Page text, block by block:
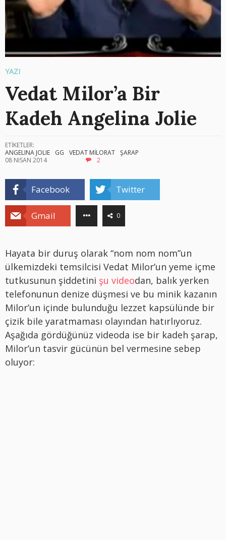
YAZI
Vedat Milor’a Bir
Kadeh Angelina Jolie
ETİKETLER:
ANGELINA JOLIE
GG VEDAT MİLORAT ŞARAP
08 NISAN 2014
2
Facebook Twitter
Gmail 0
Hayata bir duruş olarak “nom nom nom”un
ülkemizdeki temsilcisi Vedat Milor’un yeme içme
tutkusunun şiddetini şu videodan, balık yerken
telefonunun denize düşmesi ve bu minik kazanın
Milor’un içinde bulunduğu lezzet kapsülünde bir
çizik bile yaratmaması olayından hatırlıyoruz.
Aşağıda gördüğünüz videoda ise bir kadeh şarap,
Milor’un tasvir gücünün bel vermesine sebep
oluyor: